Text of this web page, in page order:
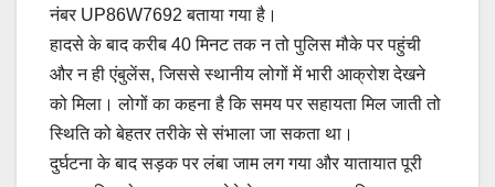
नंबर UP86W7692 बताया गया है।
हादसे के बाद करीब 40 मिनट तक न तो पुलिस मौके पर पहुंची
और न ही एंबुलेंस, जिससे स्थानीय लोगों में भारी आक्रोश देखने
को मिला। लोगों का कहना है कि समय पर सहायता मिल जाती तो
स्थिति को बेहतर तरीके से संभाला जा सकता था।
दुर्घटना के बाद सड़क पर लंबा जाम लग गया और यातायात पूरी